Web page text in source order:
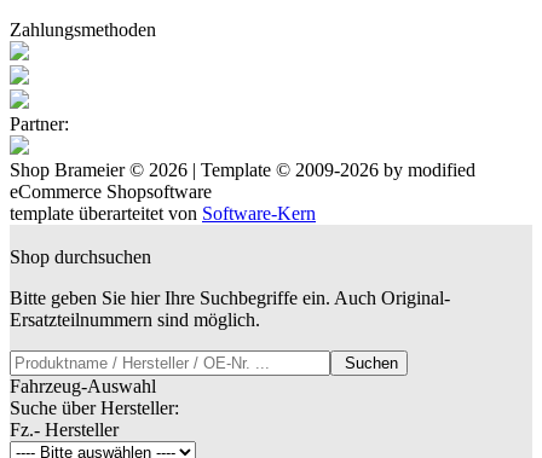
Zahlungsmethoden
Partner:
Shop Brameier © 2026 | Template © 2009-2026 by modified
eCommerce Shopsoftware
template überarteitet von Software-Kern
Shop durchsuchen
Bitte geben Sie hier Ihre Suchbegriffe ein. Auch Original-
Ersatzteilnummern sind möglich.
Suchen
Fahrzeug-Auswahl
Suche über Hersteller:
Fz.- Hersteller